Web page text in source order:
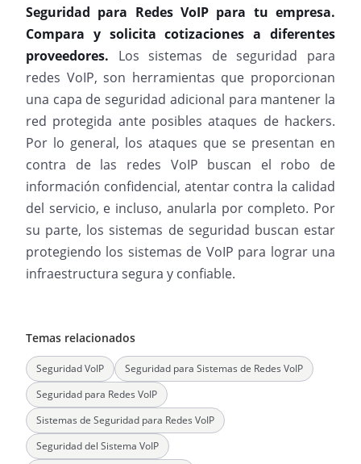
Seguridad para Redes VoIP para tu empresa.
Compara y solicita cotizaciones a diferentes
proveedores. Los sistemas de seguridad para
redes VoIP, son herramientas que proporcionan
una capa de seguridad adicional para mantener la
red protegida ante posibles ataques de hackers.
Por lo general, los ataques que se presentan en
contra de las redes VoIP buscan el robo de
información confidencial, atentar contra la calidad
del servicio, e incluso, anularla por completo. Por
su parte, los sistemas de seguridad buscan estar
protegiendo los sistemas de VoIP para lograr una
infraestructura segura y confiable.
Temas relacionados
Seguridad VoIP
Seguridad para Sistemas de Redes VoIP
Seguridad para Redes VoIP
Sistemas de Seguridad para Redes VoIP
Seguridad del Sistema VoIP